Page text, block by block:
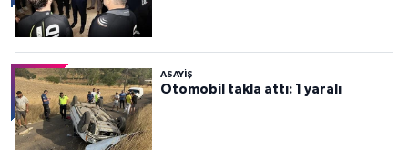
ASAYİŞ
Otomobil takla attı: 1 yaralı